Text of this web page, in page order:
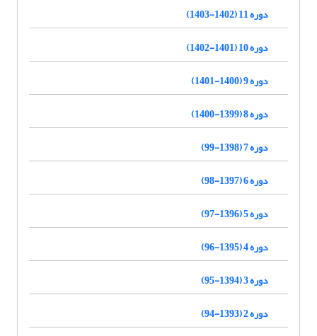
دوره 11 (1402-1403)
دوره 10 (1401-1402)
دوره 9 (1400-1401)
دوره 8 (1399-1400)
دوره 7 (1398-99)
دوره 6 (1397-98)
دوره 5 (1396-97)
دوره 4 (1395-96)
دوره 3 (1394-95)
دوره 2 (1393-94)